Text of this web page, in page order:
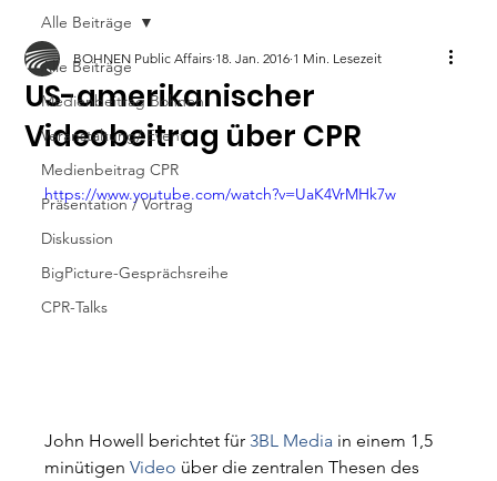
Alle Beiträge
Medienbeitrag Bohnen
Veranstaltung/ Event
Medienbeitrag CPR
Präsentation / Vortrag
Diskussion
BigPicture-Gesprächsreihe
CPR-Talks
Alle Beiträge
US-amerikanischer
Videobeitrag über CPR
BOHNEN Public Affairs 18. Jan. 2016 1 Min. Lesezeit
https://www.youtube.com/watch?v=UaK4VrMHk7w
John Howell berichtet für 3BL Media in einem 1,5
minütigen Video über die zentralen Thesen des